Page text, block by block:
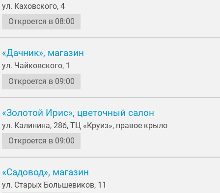
ул. Каховского, 4
Откроется в 08:00
«Дачник», магазин
ул. Чайковского, 1
Откроется в 09:00
«Золотой Ирис», цветочный салон
ул. Калинина, 28б, ТЦ «Круиз», правое крыло
Откроется в 09:00
«Садовод», магазин
ул. Старых Большевиков, 11